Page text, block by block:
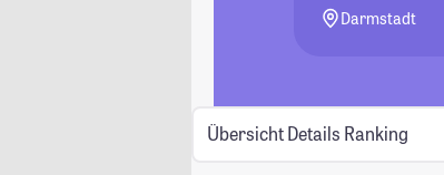
Darmstadt
Übersicht Details Ranking